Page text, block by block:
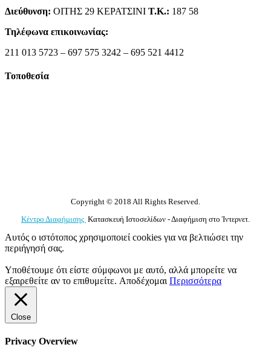
Διεύθυνση: ΟΙΤΗΣ 29 ΚΕΡΑΤΣΙΝΙ Τ.Κ.: 187 58
Τηλέφωνα επικοινωνίας:
211 013 5723 – 697 575 3242 – 695 521 4412
Τοποθεσία
Copyright © 2018 All Rights Reserved.
Κέντρο Διαφήμισης Κατασκευή Ιστοσελίδων - Διαφήμιση στο Ίντερνετ.
Αυτός ο ιστότοπος χρησιμοποιεί cookies για να βελτιώσει την
περιήγησή σας.
Υποθέτουμε ότι είστε σύμφωνοι με αυτό, αλλά μπορείτε να
εξαιρεθείτε αν το επιθυμείτε. Αποδέχομαι Περισσότερα
Close
Privacy Overview